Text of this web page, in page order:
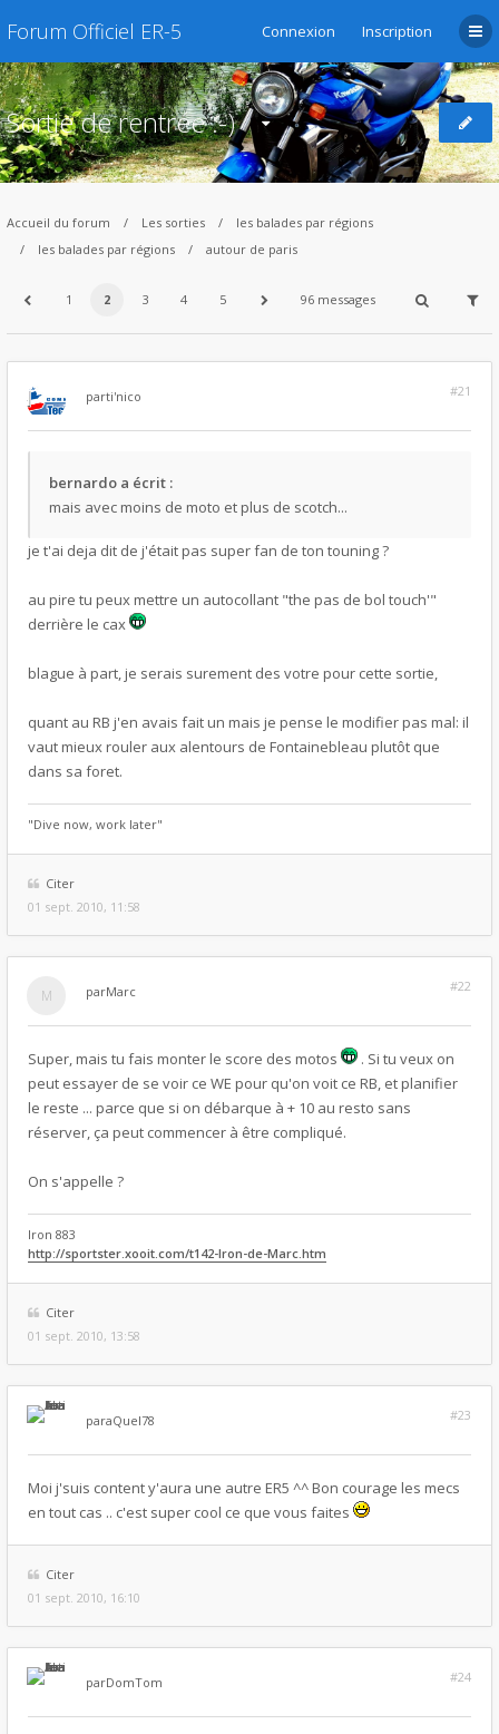
Forum Officiel ER-5 Connexion Inscription
Sortie de rentrée :-)
Accueil du forum Les sorties
les balades par régions
les balades par régions
autour de paris
1 2 3 4 5 96 messages
#21
parti'nico
bernardo a écrit :
mais avec moins de moto et plus de scotch...
je t'ai deja dit de j'était pas super fan de ton touning ?
au pire tu peux mettre un autocollant "the pas de bol touch'"
derrière le cax
blague à part, je serais surement des votre pour cette sortie,
quant au RB j'en avais fait un mais je pense le modifier pas mal: il
vaut mieux rouler aux alentours de Fontainebleau plutôt que
dans sa foret.
"Dive now, work later"
Citer
01 sept. 2010, 11:58
#22
parMarc
Super, mais tu fais monter le score des motos
. Si tu veux on
peut essayer de se voir ce WE pour qu'on voit ce RB, et planifier
le reste ... parce que si on débarque à + 10 au resto sans
réserver, ça peut commencer à être compliqué.
On s'appelle ?
Iron 883
http://sportster.xooit.com/t142-Iron-de-Marc.htm
Citer
01 sept. 2010, 13:58
#23
paraQuel78
Moi j'suis content y'aura une autre ER5 ^^ Bon courage les mecs
en tout cas .. c'est super cool ce que vous faites
Citer
01 sept. 2010, 16:10
#24
parDomTom